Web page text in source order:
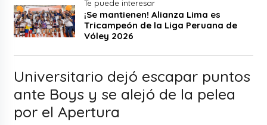
Te puede interesar
¡Se mantienen! Alianza Lima es
Tricampeón de la Liga Peruana de
Vóley 2026
Universitario dejó escapar puntos
ante Boys y se alejó de la pelea
por el Apertura